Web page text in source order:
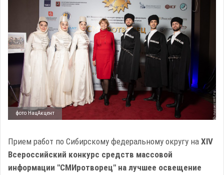
фото НацАкцент
Прием работ по Сибирскому федеральному округу на ХIV
Всероссийский конкурс средств массовой
информации "СМИротворец" на лучшее освещение